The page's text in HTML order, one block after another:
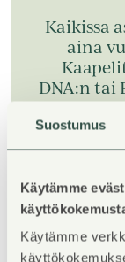
Suostumus
Käytämme
Käytämme
Kaikissa
aina
DNA:n tai
Lue lisää